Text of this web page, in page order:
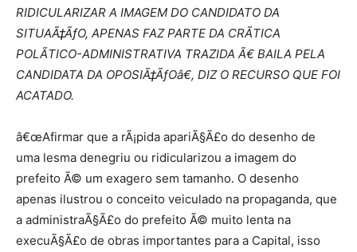
RIDICULARIZAR A IMAGEM DO CANDIDATO DA
SITUAÃ‡ÃƒO, APENAS FAZ PARTE DA CRÃTICA
POLÃTICO-ADMINISTRATIVA TRAZIDA Ã€ BAILA PELA
CANDIDATA DA OPOSIÃ‡ÃƒOâ€, DIZ O RECURSO QUE FOI
ACATADO.
â€œAfirmar que a rÃ¡pida apariÃ§Ã£o do desenho de
uma lesma denegriu ou ridicularizou a imagem do
prefeito Ã© um exagero sem tamanho. O desenho
apenas ilustrou o conceito veiculado na propaganda, que
a administraÃ§Ã£o do prefeito Ã© muito lenta na
execuÃ§Ã£o de obras importantes para a Capital, isso